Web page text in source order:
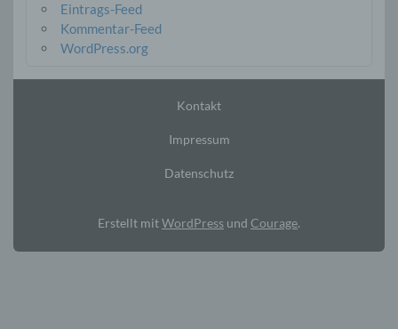
Eintrags-Feed
Kommentar-Feed
WordPress.org
Kontakt
Impressum
Datenschutz
Erstellt mitWordPress und Courage.